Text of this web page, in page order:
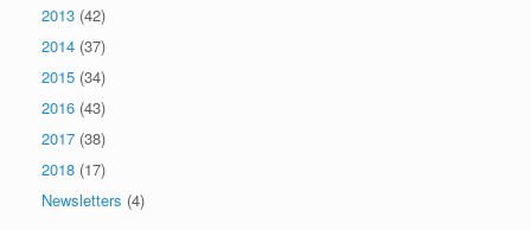
2013 (42)
2014 (37)
2015 (34)
2016 (43)
2017 (38)
2018 (17)
Newsletters (4)